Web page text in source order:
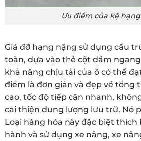
Ưu điểm của kệ
Giá đỡ hạng nặng sử dụng cấu
toàn, dựa vào thẻ cột dầm
khả năng chịu tải của ô có thể
điểm là đơn giản và đẹp về tổng
cao, tốc độ tiếp cận nhanh,
cải thiện dung lượng lưu trữ. Nó
Loại hàng hóa này đặc biệt thích
hành và sử dụng xe nâng, xe